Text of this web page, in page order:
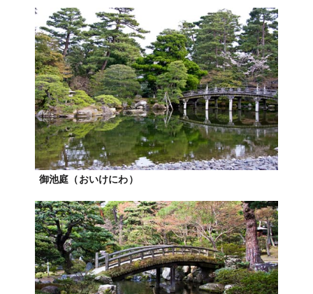
御池庭（おいけにわ）